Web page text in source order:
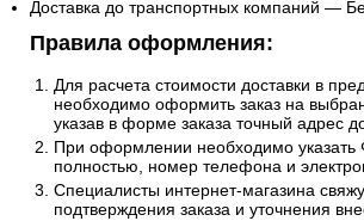
Доставка до транспортных компаний —
Правила оформления:
Для расчета стоимости доставки в
необходимо оформить заказ на
указав в форме заказа точный адрес
При оформлении необходимо
полностью, номер телефона и
Специалисты интернет-магазина
подтверждения заказа и уточнения